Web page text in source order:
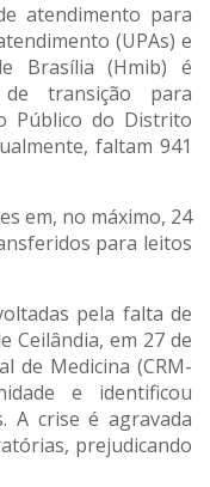
atendimento para
(UPAs) e
Brasília (Hmib) é
transição para
Público do Distrito
faltam 941
em, no máximo, 24
para leitos
pela falta de
Ceilândia, em 27 de
de Medicina (CRM-
e identificou
A crise é agravada
prejudicando